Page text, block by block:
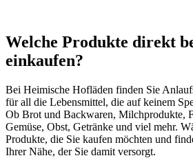
Welche Produkte direkt
einkaufen?
Bei Heimische Hofläden finden Sie
für all die Lebensmittel, die auf keinem
Ob Brot und Backwaren, Milchprodukte,
Gemüse, Obst, Getränke und viel mehr.
Produkte, die Sie kaufen möchten und
Ihrer Nähe, der Sie damit versorgt.